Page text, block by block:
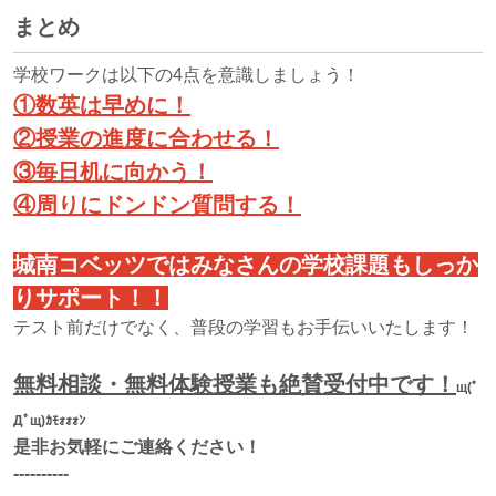
まとめ
学校ワークは以下の4点を意識しましょう！
①数英は早めに！
②授業の進度に合わせる！
③毎日机に向かう！
④周りにドンドン質問する！
城南コベッツではみなさんの学校課題もしっか
りサポート！！
テスト前だけでなく、普段の学習もお手伝いいたします！
無料相談・無料体験授業も絶賛受付中です！ щ(ﾟ
Дﾟщ)ｶﾓｫｫｫﾝ
是非お気軽にご連絡ください！
‐‐‐‐‐‐‐‐‐‐